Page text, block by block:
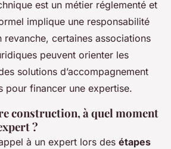
est un métier réglementé et
implique une responsabilité
revanche, certaines associations
peuvent orienter les
solutions d’accompagnement
pour financer une expertise.
construction, à quel moment
?
à un expert lors des étapes